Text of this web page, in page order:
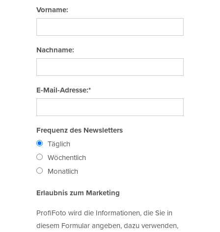
Vorname:
Nachname:
E-Mail-Adresse:*
Frequenz des Newsletters
Täglich
Wöchentlich
Monatlich
Erlaubnis zum Marketing
ProfiFoto wird die Informationen, die Sie in
diesem Formular angeben, dazu verwenden,